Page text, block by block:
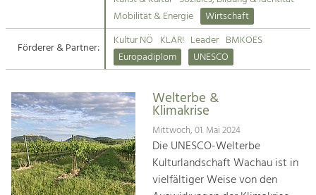
Suche
Impressum
Kontakt
Tourismus
Angebotsentwicklung und
Kunst & Kultur
Handwerk, Wissenschaft und Forschung.
Soziales, Bildung &
Identität
Gleichberechtigung, Jugend und
Mobilität & Energie
Wirtschaft
Förderer & Partner:
Kultur NÖ KLAR! Leader BMKOES
Europadiplom
UNESCO
Welterbe &
Klimakrise
Mittwoch, 01. Mai 2024
Die UNESCO-Welterbe
Kulturlandschaft Wachau ist in
vielfältiger Weise von den